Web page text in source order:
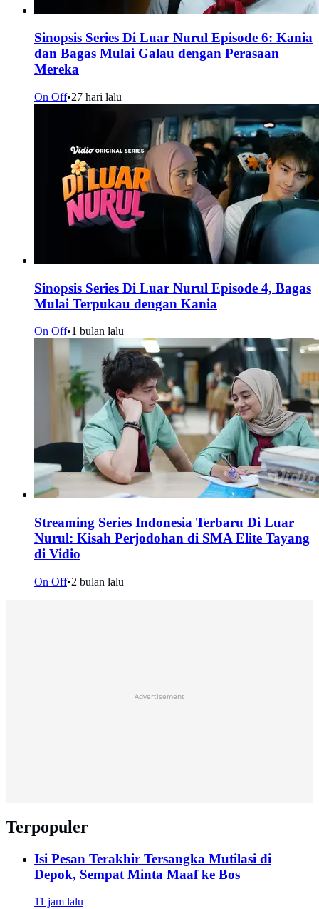
Sinopsis Series Di Luar Nurul Episode 6: Kania
dan Bagas Mulai Galau dengan Perasaan
Mereka
On Off•27 hari lalu
Sinopsis Series Di Luar Nurul Episode 4, Bagas
Mulai Terpukau dengan Kania
On Off•1 bulan lalu
Streaming Series Indonesia Terbaru Di Luar
Nurul: Kisah Perjodohan di SMA Elite Tayang
di Vidio
On Off•2 bulan lalu
Advertisement
Terpopuler
Isi Pesan Terakhir Tersangka Mutilasi di
Depok, Sempat Minta Maaf ke Bos
11 jam lalu